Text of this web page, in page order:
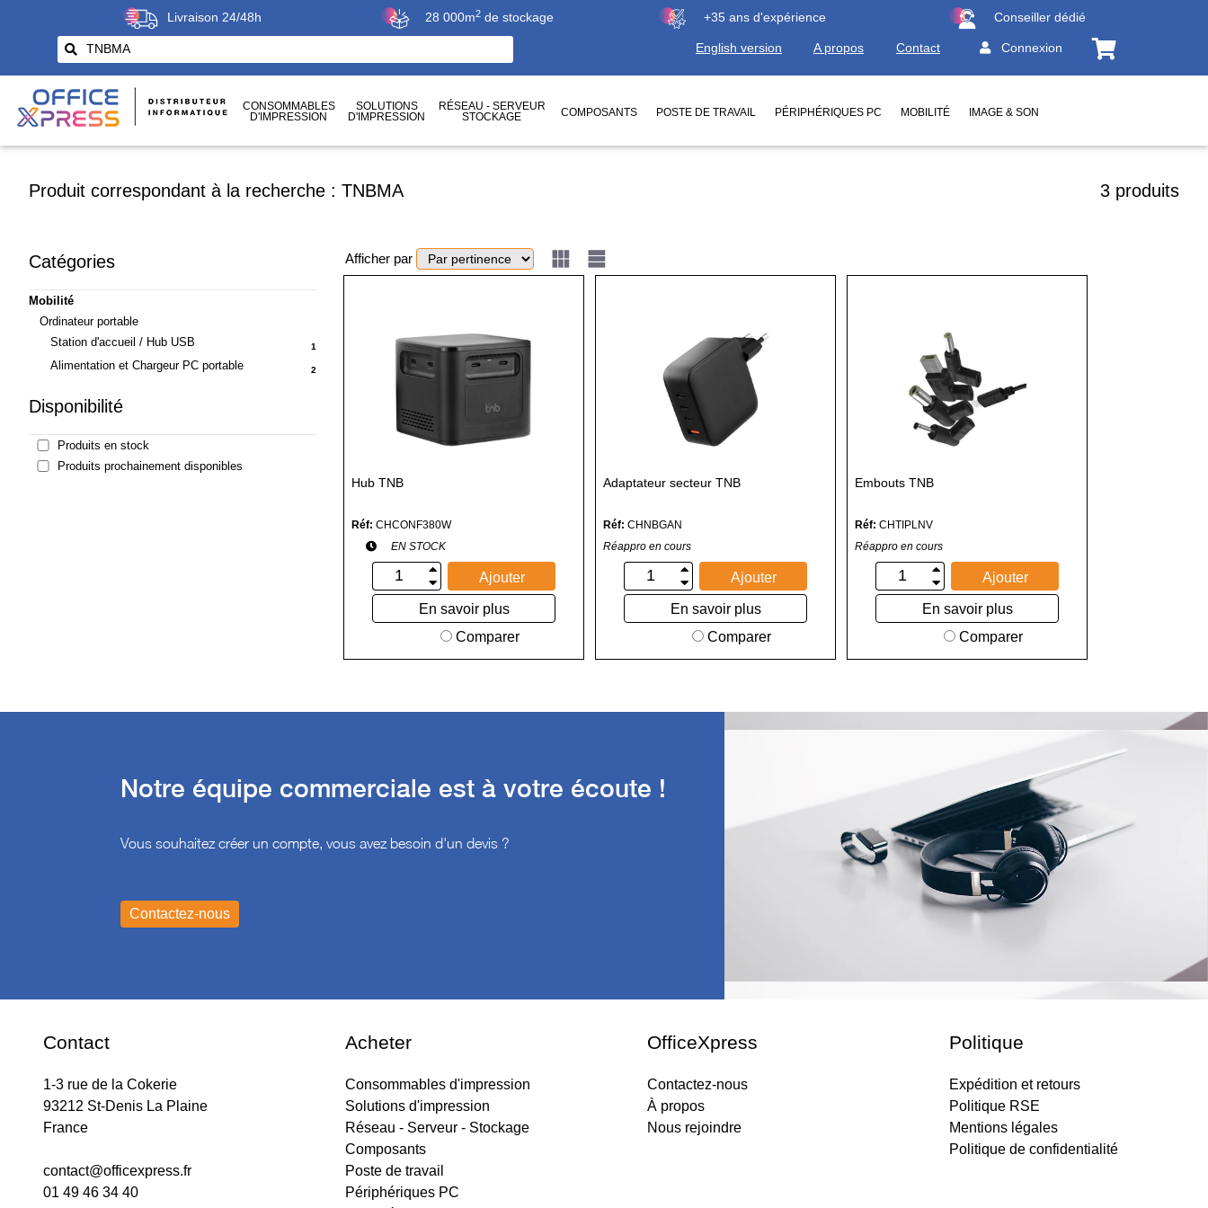
Livraison 24/48h 28 000m2 de stockage +35 ans d'expérience Conseiller dédié
English version A propos Contact Connexion
CONSOMMABLES
D'IMPRESSION
SOLUTIONS
D'IMPRESSION
RÉSEAU - SERVEUR
STOCKAGE
COMPOSANTS POSTE DE TRAVAIL PÉRIPHÉRIQUES PC MOBILITÉ IMAGE & SON
Produit correspondant à la recherche : TNBMA 3 produits
Catégories
Mobilité
Ordinateur portable
Station d'accueil / Hub USB
1
Alimentation et Chargeur PC portable 2
Disponibilité
Produits en stock
Produits prochainement disponibles
Afficher par
Hub TNB
Réf: CHCONF380W
EN STOCK
Ajouter
En savoir plus
Comparer
Adaptateur secteur TNB
Réf: CHNBGAN
Réappro en cours
Ajouter
En savoir plus
Comparer
Embouts TNB
Réf: CHTIPLNV
Réappro en cours
Ajouter
En savoir plus
Comparer
Notre équipe commerciale est à votre écoute !
Vous souhaitez créer un compte, vous avez besoin d'un devis ?
Contact
1-3 rue de la Cokerie
93212 St-Denis La Plaine
France
contact@officexpress.fr
01 49 46 34 40
Acheter
Consommables d'impression
Solutions d'impression
Réseau - Serveur - Stockage
Composants
Poste de travail
Périphériques PC
OfficeXpress
Contactez-nous
À propos
Nous rejoindre
Politique
Expédition et retours
Politique RSE
Mentions légales
Politique de confidentialité